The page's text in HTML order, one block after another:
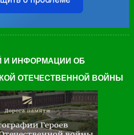
И ИНФОРМАЦИИ ОБ
ОТЕЧЕСТВЕННОЙ ВОЙНЫ